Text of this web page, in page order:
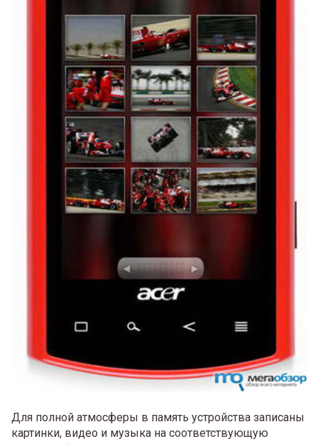
Для полной атмосферы в память устройства записаны
картинки, видео и музыка на соответствующую